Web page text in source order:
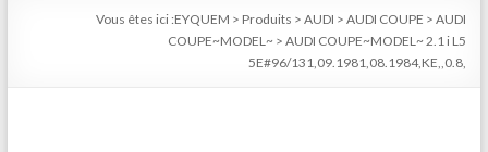
Vous êtes ici :EYQUEM > Produits >AUDI >AUDI COUPE >AUDI
COUPE~MODEL~ >AUDI COUPE~MODEL~ 2.1 i L5
5E#96/131,09.1981,08.1984,KE,,0.8,